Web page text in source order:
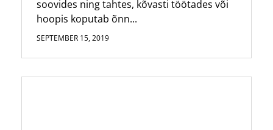
soovides ning tahtes, kõvasti töötades või
hoopis koputab õnn...
SEPTEMBER 15, 2019